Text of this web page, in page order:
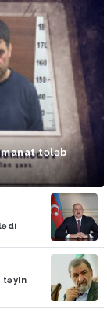
manat tələb
təyin